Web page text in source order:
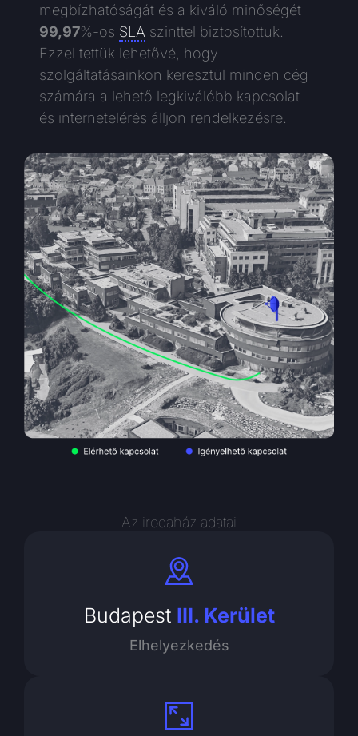
megbízhatóságát és a kiváló minőségét
99,97%-os SLA szinttel biztosítottuk.
Ezzel tettük lehetővé, hogy
szolgáltatásainkon keresztül minden cég
számára a lehető legkiválóbb kapcsolat
és internetelérés álljon rendelkezésre.
Az irodaház adatai
Budapest III. Kerület
Elhelyezkedés